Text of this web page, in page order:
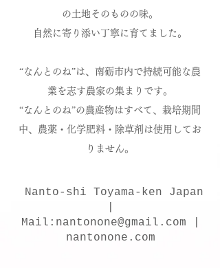
の土地そのものの味。
自然に寄り添い丁寧に育てました。
“なんとのね”は、南砺市内で持続可能な農
業を志す農家の集まりです。
​“なんとのね”の農産物はすべて、栽培期間
中、農薬・化学肥料・除草剤は使用してお
りません。
Nanto-shi Toyama-ken
Japan
Mail: nantonone@gmail.com
nantonone.com